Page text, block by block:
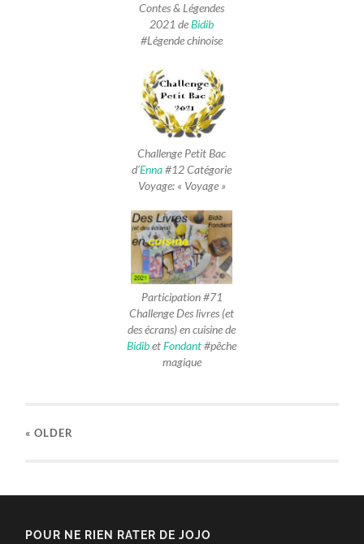
Contes & Légendes
2021 deBidib
#Légende chinoise
Challenge Petit Bac
d’Enna#12 Catégorie
Voyage: « Voyage »
Participation #71
Challenge Des livres (et
des écrans) en cuisine de
BidibetFondant#pêche
magique
« OLDER
POUR NE RIEN RATER DE JOJO